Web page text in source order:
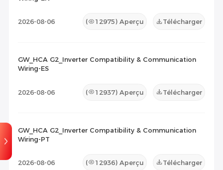
2026-08-06 ( 12975) Aperçu Télécharger
GW_HCA G2_Inverter Compatibility & Communication
Wiring-ES
2026-08-06 ( 12937) Aperçu Télécharger
GW_HCA G2_Inverter Compatibility & Communication
Wiring-PT
2026-08-06 ( 12936) Aperçu Télécharger